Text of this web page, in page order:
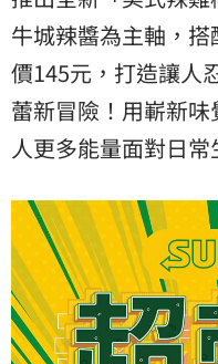
牛城辣醬為主軸，
價145元，打造讓人
蕾新冒險！用嶄新
人更多能量面對日常